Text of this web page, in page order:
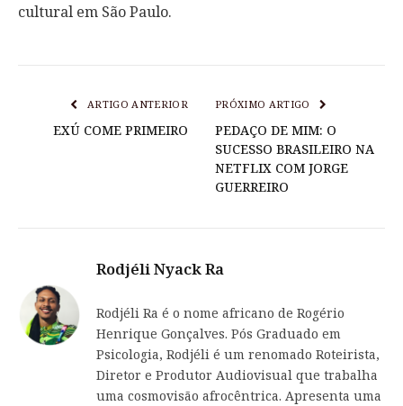
cultural em São Paulo.
ARTIGO ANTERIOR
EXÚ COME PRIMEIRO
PRÓXIMO ARTIGO
PEDAÇO DE MIM: O
SUCESSO BRASILEIRO NA
NETFLIX COM JORGE
GUERREIRO
Rodjéli Nyack Ra
Rodjéli Ra é o nome africano de Rogério
Henrique Gonçalves. Pós Graduado em
Psicologia, Rodjéli é um renomado Roteirista,
Diretor e Produtor Audiovisual que trabalha
uma cosmovisão afrocêntrica. Apresenta uma